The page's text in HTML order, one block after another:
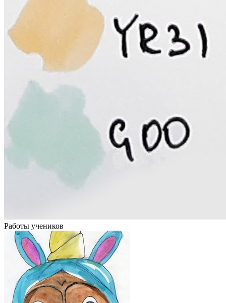
Работы учеников